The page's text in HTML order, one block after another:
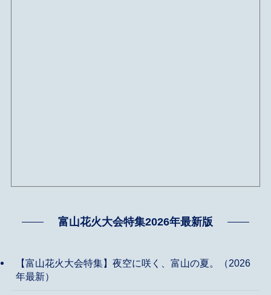
富山花火大会特集2026年最新版
【富山花火大会特集】夜空に咲く、富山の夏。（2026
年最新）